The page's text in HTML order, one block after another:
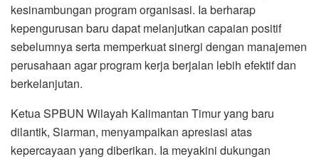
kesinambungan program organisasi. Ia berharap
kepengurusan baru dapat melanjutkan capaian positif
sebelumnya serta memperkuat sinergi dengan manajemen
perusahaan agar program kerja berjalan lebih efektif dan
berkelanjutan.
Ketua SPBUN Wilayah Kalimantan Timur yang baru
dilantik, Siarman, menyampaikan apresiasi atas
kepercayaan yang diberikan. Ia meyakini dukungan